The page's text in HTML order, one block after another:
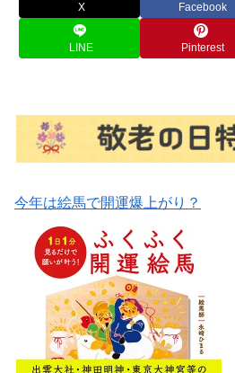
X Facebook
LINE Pinterest
今年は絵馬で開運爆上がり？